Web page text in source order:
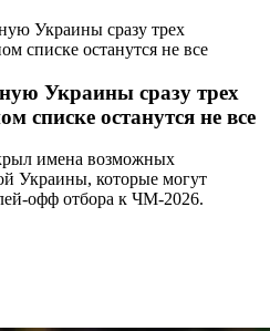
Украины сразу трех
списке останутся не все
Украины сразу трех
списке останутся не все
имена возможных
Украины, которые могут
офф отбора к ЧМ-2026.